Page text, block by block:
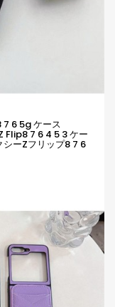
6 5g ケース
7 6 4 5 3 ケー
ーZフリップ8 7 6
ケースオリジナル